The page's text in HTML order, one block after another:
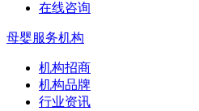
在线咨询
母婴服务机构
机构招商
机构品牌
行业资讯